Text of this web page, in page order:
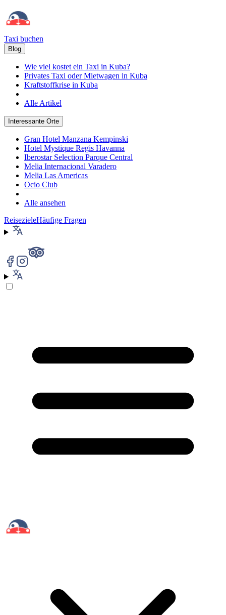
Taxi buchen
Blog
Wie viel kostet ein Taxi in Kuba?
Privates Taxi oder Mietwagen in Kuba
Kraftstoffkrise in Kuba
Alle Artikel
Interessante Orte
Gran Hotel Manzana Kempinski
Hotel Mystique Regis Havanna
Iberostar Selection Parque Central
Melia Internacional Varadero
Melia Las Americas
Ocio Club
Alle ansehen
ReisezieleHäufige Fragen